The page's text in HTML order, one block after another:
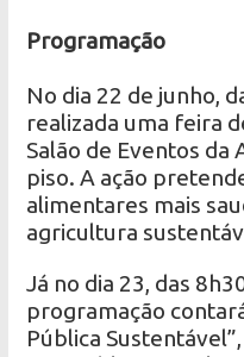
Programação
No dia 22 de junho,
realizada uma feira
Salão de Eventos da
piso. A ação
alimentares mais
agricultura
Já no dia 23, das
programação
Pública